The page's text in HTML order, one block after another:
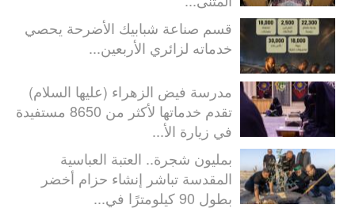
قسم صناعة شبابيك الأضرحة يحصي
خدماته لزائري الأربعين...
مدرسة فيض الزهراء (عليها السلام)
تقدم خدماتها لأكثر من 8650 مستفيدة
في زيارة الأ...
بمليون شجرة.. العتبة العباسية
المقدسة تباشر إنشاء حزام أخضر
بطول 90 كيلومترًا في...